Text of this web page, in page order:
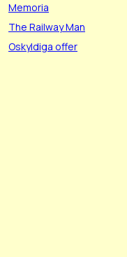
Memoria
The Railway Man
Oskyldiga offer